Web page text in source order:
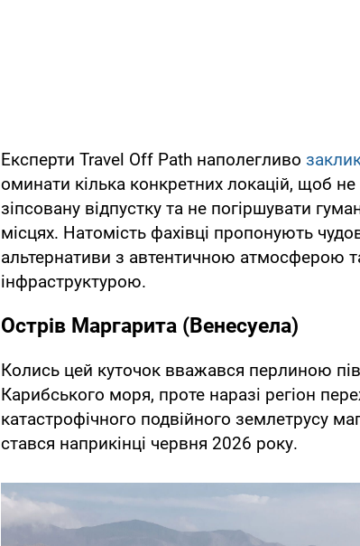
Експерти Travel Off Path наполегливо
оминати кілька конкретних локацій, щоб
зіпсовану відпустку та не погіршувати
місцях. Натомість фахівці пропонують
альтернативи з автентичною атмосферою
інфраструктурою.
Острів Маргарита (Венесуела)
Колись цей куточок вважався перлиною
Карибського моря, проте наразі регіон
катастрофічного подвійного землетрусу
стався наприкінці червня 2026 року.